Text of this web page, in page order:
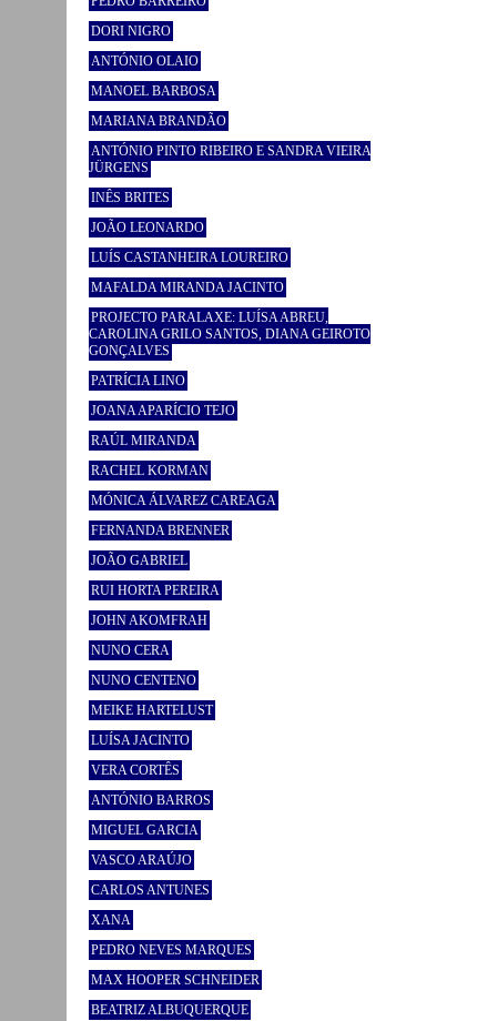
DORI NIGRO
ANTÓNIO OLAIO
MANOEL BARBOSA
MARIANA BRANDÃO
ANTÓNIO PINTO RIBEIRO E SANDRA VIEIRA
JÜRGENS
INÊS BRITES
JOÃO LEONARDO
LUÍS CASTANHEIRA LOUREIRO
MAFALDA MIRANDA JACINTO
PROJECTO PARALAXE: LUÍSA ABREU,
CAROLINA GRILO SANTOS, DIANA GEIROTO
GONÇALVES
PATRÍCIA LINO
JOANA APARÍCIO TEJO
RAÚL MIRANDA
RACHEL KORMAN
MÓNICA ÁLVAREZ CAREAGA
FERNANDA BRENNER
JOÃO GABRIEL
RUI HORTA PEREIRA
JOHN AKOMFRAH
NUNO CERA
NUNO CENTENO
MEIKE HARTELUST
LUÍSA JACINTO
VERA CORTÊS
ANTÓNIO BARROS
MIGUEL GARCIA
VASCO ARAÚJO
CARLOS ANTUNES
XANA
PEDRO NEVES MARQUES
MAX HOOPER SCHNEIDER
BEATRIZ ALBUQUERQUE